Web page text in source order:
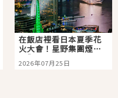
在飯店裡看日本夏季花
火大會！星野集團煙火
景觀飯店6選，讓你不用
人擠人悠閒欣賞
2026年07月25日